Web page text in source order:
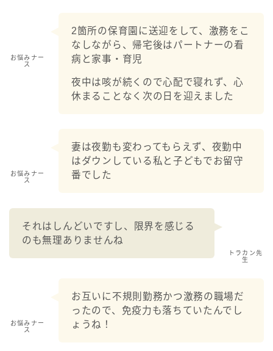
お悩みナー
ス
2箇所の保育園に送迎をして、激務をこ
なしながら、帰宅後はパートナーの看
病と家事・育児
夜中は咳が続くので心配で寝れず、心
休まることなく次の日を迎えました
お悩みナー
ス
妻は夜勤も変わってもらえず、夜勤中
はダウンしている私と子どもでお留守
番でした
トラカン先
生
それはしんどいですし、限界を感じる
のも無理ありませんね
お悩みナー
ス
お互いに不規則勤務かつ激務の職場だ
ったので、免疫力も落ちていたんでし
ょうね！